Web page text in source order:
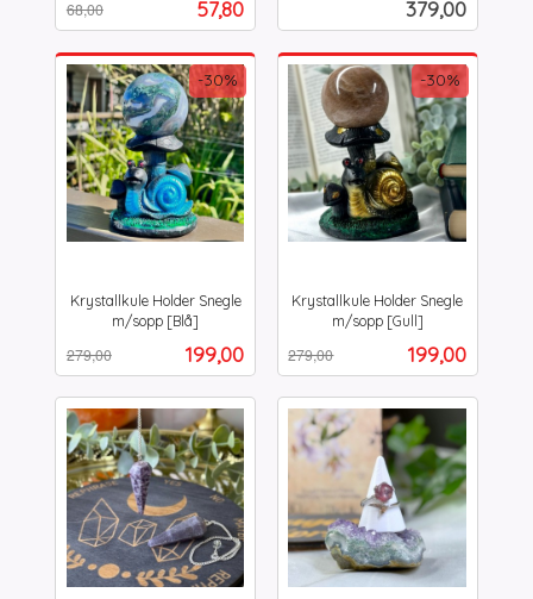
Tilbud
57,80
68,00 Pris
379,00
Krystallkule Holder Snegle
m/sopp [Blå]
Tilbud
199,00
279,00
-30%
mva.
Krystallkule Holder Snegle
m/sopp [Gull]
Tilbud
199,00
279,00
-30%
mva.